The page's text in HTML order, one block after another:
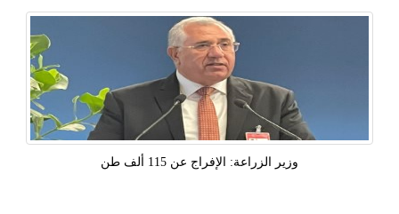
وزير الزراعة: الإفراج عن 115 ألف طن